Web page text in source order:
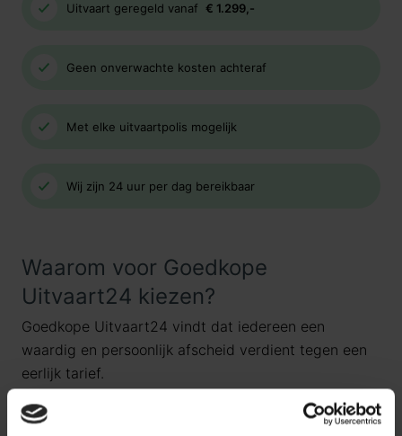
Uitvaart geregeld vanaf € 1.299,-
Geen onverwachte kosten achteraf
Met elke uitvaartpolis mogelijk
Wij zijn 24 uur per dag bereikbaar
Waarom voor Goedkope
Uitvaart24 kiezen?
Goedkope Uitvaart24 vindt dat iedereen een
waardig en persoonlijk afscheid verdient tegen een
eerlijk tarief.
Daarom kiezen wij ervoor standaard te werken met